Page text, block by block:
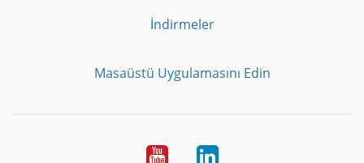
İndirmeler
Masaüstü Uygulamasını Edin
YoutubeLinkedIn